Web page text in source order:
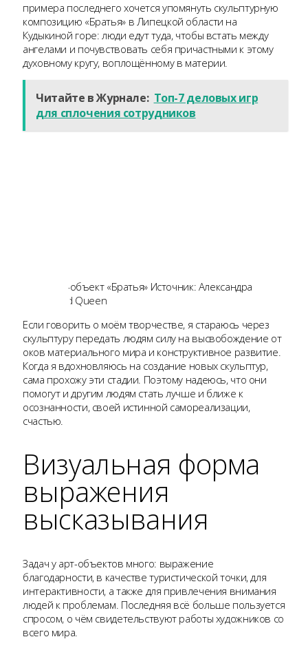
примера последнего хочется упомянуть скульптурную
композицию «Братья» в Липецкой области на
Кудыкиной горе: люди едут туда, чтобы встать между
ангелами и почувствовать себя причастными к этому
духовному кругу, воплощённому в материи.
Читайте в Журнале: Топ-7 деловых игр
для сплочения сотрудников
Арт-объект «Братья» Источник: Александра
Weld Queen
Если говорить о моём творчестве, я стараюсь через
скульптуру передать людям силу на высвобождение от
оков материального мира и конструктивное развитие.
Когда я вдохновляюсь на создание новых скульптур,
сама прохожу эти стадии. Поэтому надеюсь, что они
помогут и другим людям стать лучше и ближе к
осознанности, своей истинной самореализации,
счастью.
Визуальная форма
выражения
высказывания
Задач у арт-объектов много: выражение
благодарности, в качестве туристической точки, для
интерактивности, а также для привлечения внимания
людей к проблемам. Последняя всё больше пользуется
спросом, о чём свидетельствуют работы художников со
всего мира.